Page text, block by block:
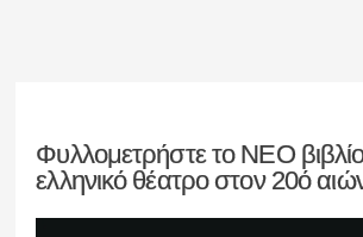
Φυλλομετρήστε το ΝΕΟ
ελληνικό θέατρο στον 20ό